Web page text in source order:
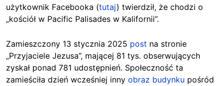
użytkownik Facebooka (tutaj) twierdził, że chodzi o
„kościół w Pacific Palisades w Kalifornii”.
Zamieszczony 13 stycznia 2025 post na stronie
„Przyjaciele Jezusa”, mającej 81 tys. obserwujących
zyskał ponad 781 udostępnień. Społeczność ta
zamieściła dzień wcześniej inny obraz budynku pośród